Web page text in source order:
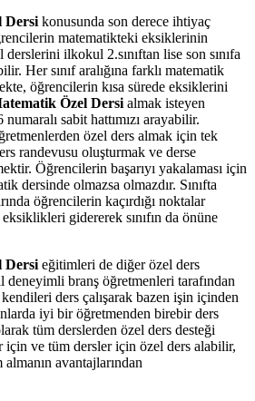
Dersi konusunda son derece ihtiyaç
matematikteki eksiklerinin
ilkokul 2.sınıftan lise son sınıfa
Her sınıf aralığına farklı matematik
öğrencilerin kısa sürede eksiklerini
Özel Dersi almak isteyen
sabit hattımızı arayabilir.
özel ders almak için tek
randevusu oluşturmak ve derse
Öğrencilerin başarıyı yakalaması için
dersinde olmazsa olmazdır. Sınıfta
öğrencilerin kaçırdığı noktalar
gidererek sınıfın da önüne
Dersi eğitimleri de diğer özel ders
deneyimli branş öğretmenleri tarafından
ders çalışarak bazen işin içinden
iyi bir öğretmenden birebir ders
tüm derslerden özel ders desteği
için ve tüm dersler için özel ders alabilir,
avantajlarından